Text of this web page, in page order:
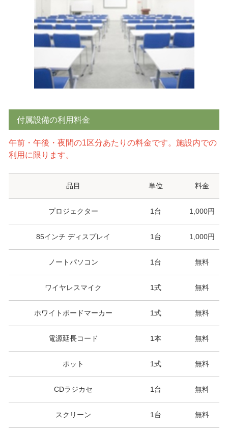
付属設備の利用料金
午前・午後・夜間の1区分あたりの料金です。施設内での
利用に限ります。
品目 単位 料金
プロジェクター 1台 1,000円
85インチ ディスプレイ 1台 1,000円
ノートパソコン 1台 無料
ワイヤレスマイク 1式 無料
ホワイトボードマーカー 1式 無料
電源延長コード 1本 無料
ポット 1式 無料
CDラジカセ 1台 無料
スクリーン 1台 無料